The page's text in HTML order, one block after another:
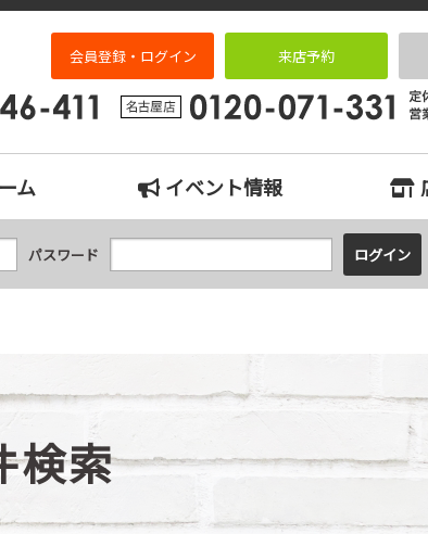
久手市、東海市、大府市の中古住宅専門店 住まいる
会員登録・ログイン 来店予約
ム イベント情報
パスワード
検索